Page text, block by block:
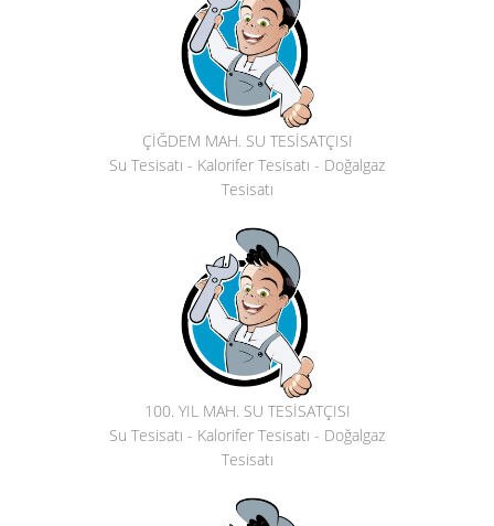
ÇİĞDEM MAH. SU TESİSATÇISI
Su Tesisatı - Kalorifer Tesisatı - Doğalgaz
Tesisatı
100. YIL MAH. SU TESİSATÇISI
Su Tesisatı - Kalorifer Tesisatı - Doğalgaz
Tesisatı